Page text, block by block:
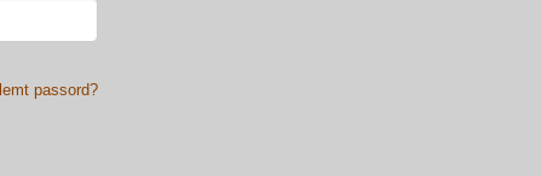
passord?